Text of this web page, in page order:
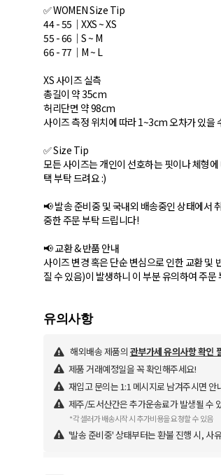
✅ WOMEN Size Tip
44 - 55｜XXS ~ XS
55 - 66｜S ~ M
66 - 77｜M ~ L
XS 사이즈 실측
총길이 약 35cm
허리단면 약 98cm
사이즈 측정 위치에 따라 1~3cm 오차가 있을
✅ Size Tip
모든 사이즈는 개인이 선호하는 핏이나 체형
택 부탁 드려요 :)
📢 발송 준비중 및 국내외 배송중인 상태에서
중한 주문 부탁 드립니다!
📢 교환 & 반품 안내
사이즈 변경 혹은 단순 변심으로 인한 교환 및
질 수 있음)이 발생하니 이 부분 유의하여 주문
유의사항
해외배송 제품의 관부가세 유의사항 확인
제품 거래예정일을 꼭 확인해주세요!
재입고 문의는 1:1 메시지로 남겨주시면 안
제주/도서산간은 추가운송료가 발생될 수
*각 셀러가 배송시작 시 추가비용을 요청할 수 있음
'발송 준비중' 상태부터는 환불 진행 시, 사